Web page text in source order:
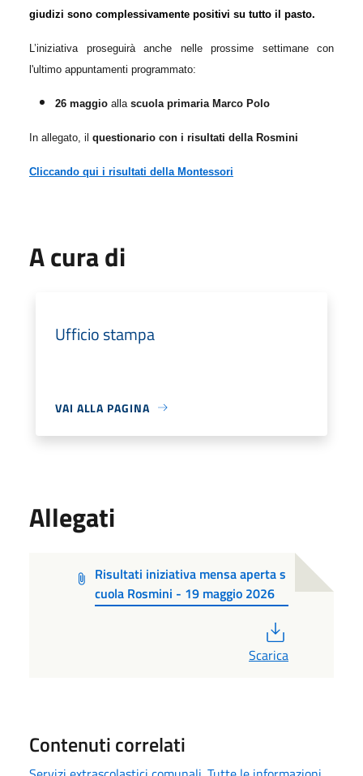
giudizi sono complessivamente positivi su tutto il pasto.
L’iniziativa proseguirà anche nelle prossime settimane con
l'ultimo appuntamenti programmato:
26 maggio alla scuola primaria Marco Polo
In allegato, il questionario con i risultati della Rosmini
Cliccando qui i risultati della Montessori
A cura di
Ufficio stampa
VAI ALLA PAGINA
Allegati
Risultati iniziativa mensa aperta s
cuola Rosmini - 19 maggio 2026
Scarica
Contenuti correlati